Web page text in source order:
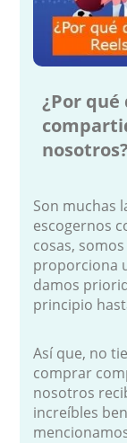
¿Por
nosotros?
Son muchas
escogernos
cosas,
proporciona
damos
principio
Así que, no
comprar
nosotros
increíbles